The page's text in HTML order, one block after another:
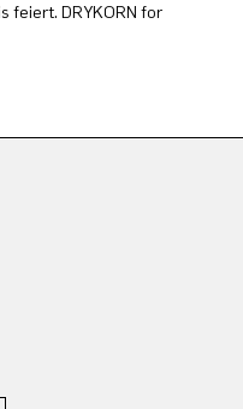
feiert. DRYKORN for